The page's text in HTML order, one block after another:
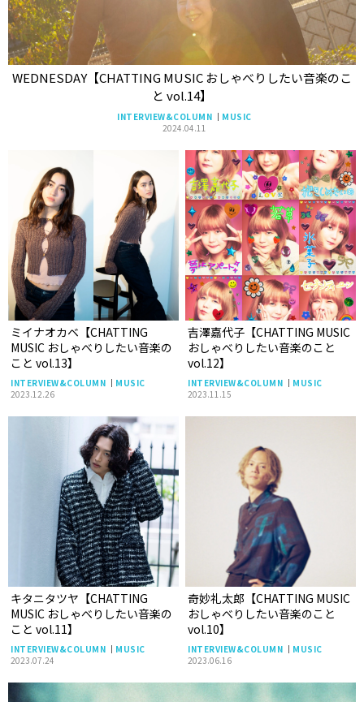
WEDNESDAY【CHATTING MUSIC おしゃべりしたい音楽のこ
と vol.14】
INTERVIEW&COLUMN
MUSIC
2024.04.11
ミイナオカベ【CHATTING
MUSIC おしゃべりしたい音楽の
こと vol.13】
INTERVIEW&COLUMN
MUSIC
2023.12.26
吉澤嘉代子【CHATTING MUSIC
おしゃべりしたい音楽のこと
vol.12】
INTERVIEW&COLUMN
MUSIC
2023.11.15
キタニタツヤ【CHATTING
MUSIC おしゃべりしたい音楽の
こと vol.11】
INTERVIEW&COLUMN
MUSIC
2023.07.24
奇妙礼太郎【CHATTING MUSIC
おしゃべりしたい音楽のこと
vol.10】
INTERVIEW&COLUMN
MUSIC
2023.06.16